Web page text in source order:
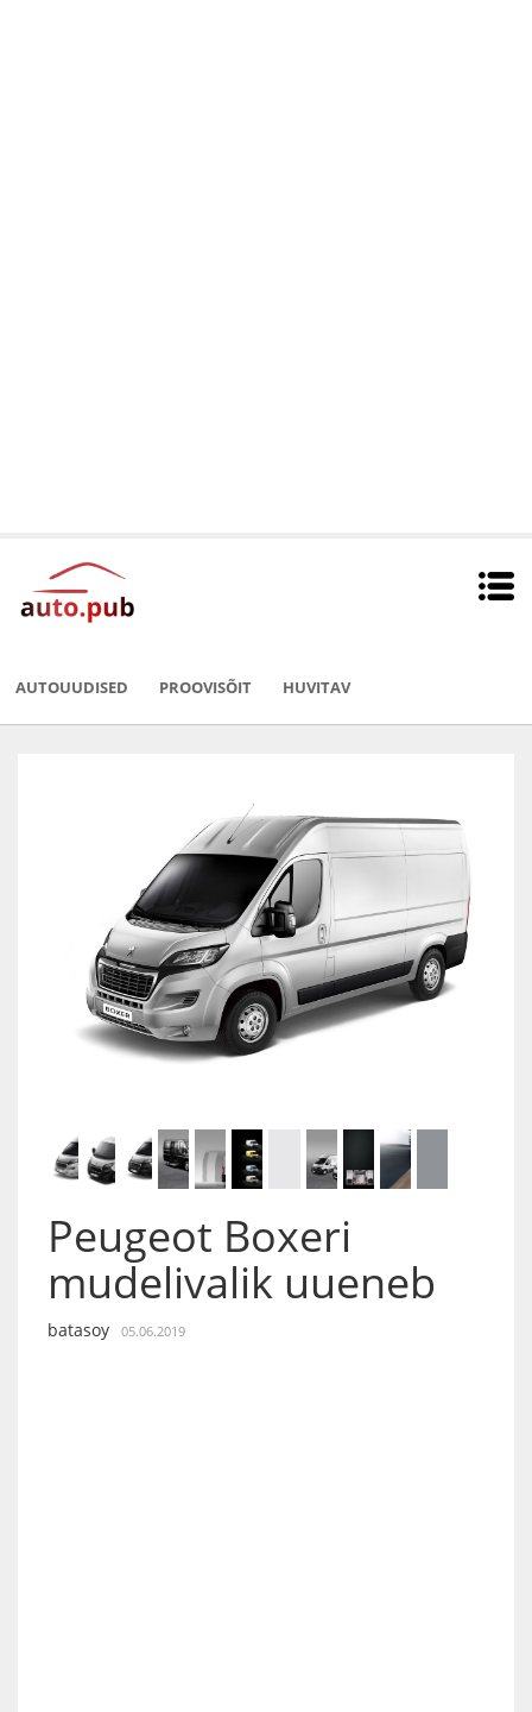
AUTOUUDISED PROOVISÕIT HUVITAV
Peugeot Boxeri
mudelivalik uueneb
batasoy 05.06.2019